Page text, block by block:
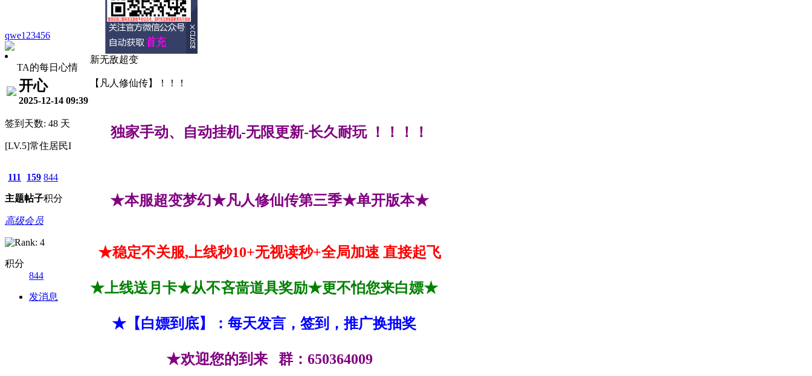
qwe123456
TA的每日心情
开心
2025-12-14 09:39
签到天数: 48 天
[LV.5]常住居民I
111
主题
159
帖子
844
积分
高级会员
积分
844
发消息
新无敌超变
【凡人修仙传】！！！
独家手动、自动挂机-无限更新-长久耐玩 ！！！！
★本服超变梦幻★凡人修仙传第三季★单开版本★
★稳定不关服,上线秒10+无视读秒+全局加速 直接起飞
★上线送月卡★从不吝啬道具奖励★更不怕您来白嫖★
★【白嫖到底】：每天发言，签到，推广换抽奖
★欢迎您的到来 群：650364009